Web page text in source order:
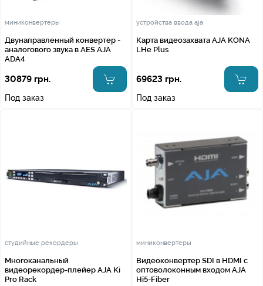
миниконвертеры
Двунаправленный конвертер -
аналогового звука в AES AJA
ADA4
30879 грн.
Под заказ
устройства ввода aja
Карта видеозахвата AJA KONA
LHe Plus
69623 грн.
Под заказ
студийные рекордеры
Многоканальный
видеорекордер-плейер AJA Ki
Pro Rack
миниконвертеры
Видеоконвертер SDI в HDMI с
оптоволоконным входом AJA
Hi5-Fiber